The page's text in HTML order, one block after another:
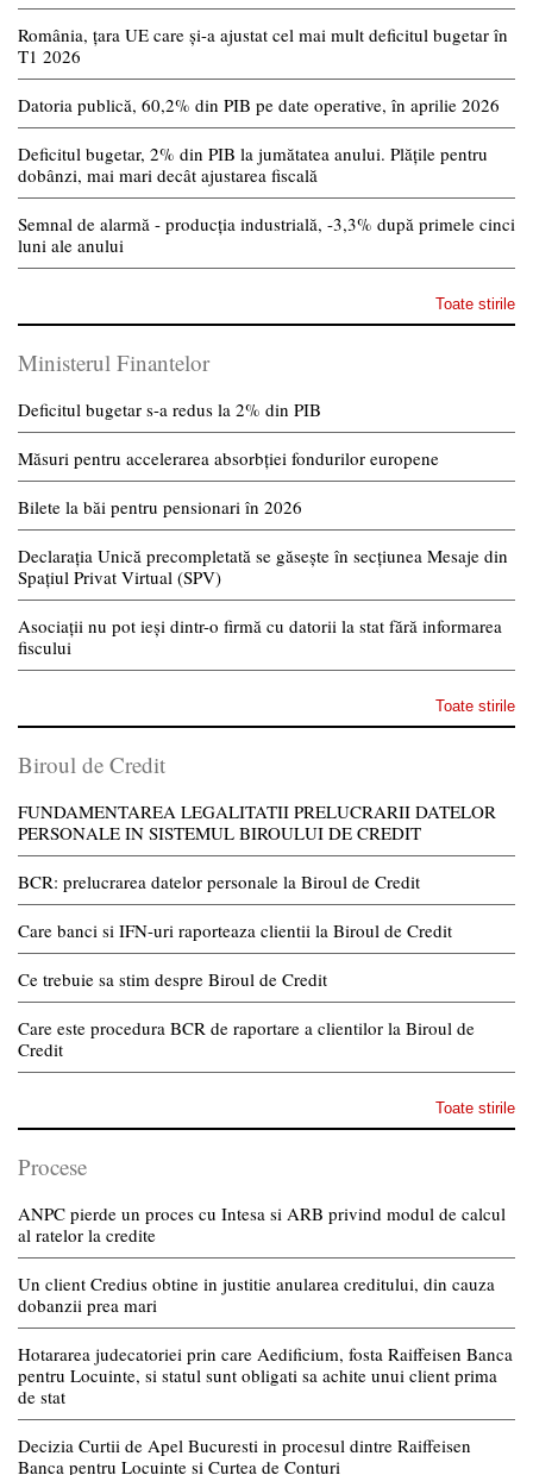
România, țara UE care și-a ajustat cel mai mult deficitul bugetar în
T1 2026
Datoria publică, 60,2% din PIB pe date operative, în aprilie 2026
Deficitul bugetar, 2% din PIB la jumătatea anului. Plățile pentru
dobânzi, mai mari decât ajustarea fiscală
Semnal de alarmă - producția industrială, -3,3% după primele cinci
luni ale anului
Toate stirile
Ministerul Finantelor
Deficitul bugetar s-a redus la 2% din PIB
Măsuri pentru accelerarea absorbției fondurilor europene
Bilete la băi pentru pensionari în 2026
Declarația Unică precompletată se găsește în secțiunea Mesaje din
Spațiul Privat Virtual (SPV)
Asociații nu pot ieși dintr-o firmă cu datorii la stat fără informarea
fiscului
Toate stirile
Biroul de Credit
FUNDAMENTAREA LEGALITATII PRELUCRARII DATELOR
PERSONALE IN SISTEMUL BIROULUI DE CREDIT
BCR: prelucrarea datelor personale la Biroul de Credit
Care banci si IFN-uri raporteaza clientii la Biroul de Credit
Ce trebuie sa stim despre Biroul de Credit
Care este procedura BCR de raportare a clientilor la Biroul de
Credit
Toate stirile
Procese
ANPC pierde un proces cu Intesa si ARB privind modul de calcul
al ratelor la credite
Un client Credius obtine in justitie anularea creditului, din cauza
dobanzii prea mari
Hotararea judecatoriei prin care Aedificium, fosta Raiffeisen Banca
pentru Locuinte, si statul sunt obligati sa achite unui client prima
de stat
Decizia Curtii de Apel Bucuresti in procesul dintre Raiffeisen
Banca pentru Locuinte si Curtea de Conturi